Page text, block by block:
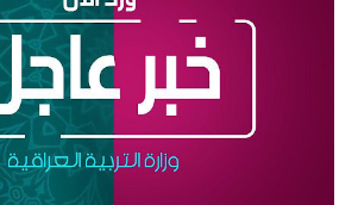
المنح
قطع
اخبار العراق
الاخبار